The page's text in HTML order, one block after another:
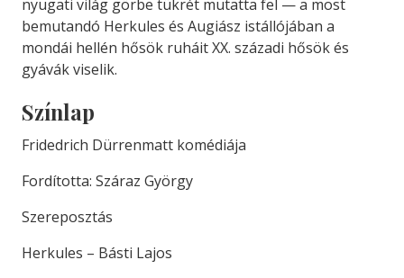
nyugati világ görbe tükrét mutatta fel — a most
bemutandó Herkules és Augiász istállójában a
mondái hellén hősök ruháit XX. századi hősök és
gyávák viselik.
Színlap
Fridedrich Dürrenmatt komédiája
Fordította: Száraz György
Szereposztás
Herkules – Básti Lajos